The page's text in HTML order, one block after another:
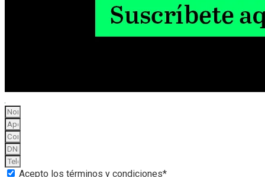
Acepto los términos y condiciones*